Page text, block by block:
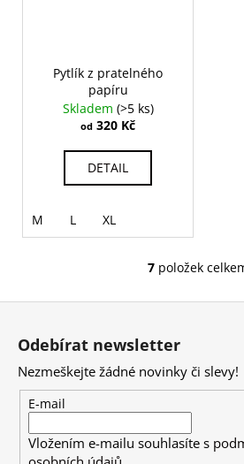
Pytlík z pratelného
papíru
Skladem (>5 ks)
od 320 Kč
DETAIL
M L XL
O
a
c
r
7 položek
Odebírat newsletter
Nezmeškejte žádné novinky či slevy!
E-mail
Vložením e-mailu souhlasíte s